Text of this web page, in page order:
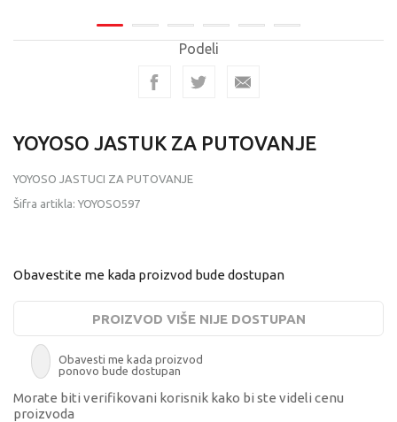
Podeli
YOYOSO JASTUK ZA PUTOVANJE
YOYOSO JASTUCI ZA PUTOVANJE
Šifra artikla: YOYOSO597
Obavestite me kada proizvod bude dostupan
PROIZVOD VIŠE NIJE DOSTUPAN
Obavesti me kada proizvod
ponovo bude dostupan
Morate biti verifikovani korisnik kako bi ste videli cenu
proizvoda